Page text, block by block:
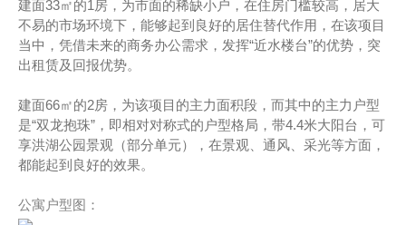
建面33㎡的1房，为市面的稀缺小户，在住房门槛较高，居大
不易的市场环境下，能够起到良好的居住替代作用，在该项目
当中，凭借未来的商务办公需求，发挥“近水楼台”的优势，突
出租赁及回报优势。
建面66㎡的2房，为该项目的主力面积段，而其中的主力户型
是“双龙抱珠”，即相对对称式的户型格局，带4.4米大阳台，可
享洪湖公园景观（部分单元），在景观、通风、采光等方面，
都能起到良好的效果。
公寓户型图：